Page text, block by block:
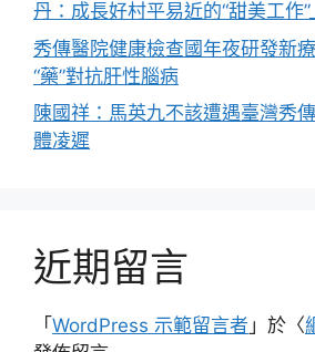
丹：成長好村平易近的“甜美工作
秀傳醫院健康檢查國年夜研發新
“藥”對抗肝性腦病
陳國祥：馬英九不該遭遇臺灣秀
體凌遲
近期留言
「 WordPress 示範留言者 」於〈